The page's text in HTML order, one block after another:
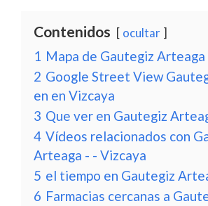
Contenidos ocultar
1 Mapa de Gautegiz Arteaga
2 Google Street View
en en Vizcaya
3 Que ver en Gautegiz
4 Vídeos relacionados con
Arteaga - - Vizcaya
5 el tiempo en Gautegiz
6 Farmacias cercanas a